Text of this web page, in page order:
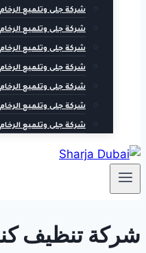
شركة جلى وتلميع الرخام الشارقة
شركة جلى وتلميع الرخام العين 0555241770
شركة جلى وتلميع الرخام الفجيرة
شركة جلى وتلميع الرخام ام القيوين
شركة جلى وتلميع الرخام دبي 0555241770
شركة جلى وتلميع الرخام راس الخيمة
شركة جلى وتلميع الرخام عجمان 0555241770
شركة تنظيف